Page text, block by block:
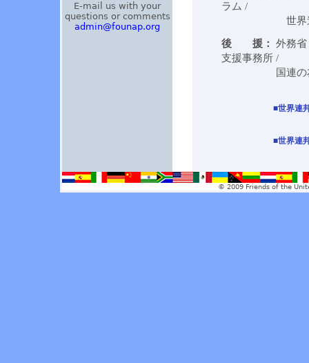
E-mail us with your
questions or comments
admin@founap.org
ラム /
世界連邦
後 援： 外務省
支援事務所 /
国連の友
■世界連
■世界連
© 2009 Friends of the